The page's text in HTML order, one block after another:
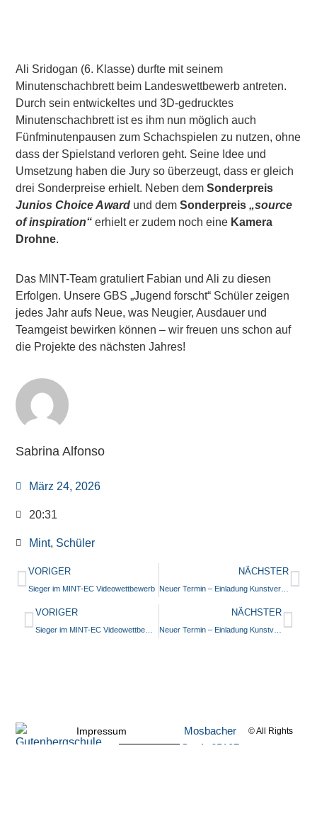
Ali Sridogan (6. Klasse) durfte mit seinem
Minutenschachbrett beim Landeswettbewerb antreten.
Durch sein entwickeltes und 3D-gedrucktes
Minutenschachbrett ist es ihm nun möglich auch
Fünfminutenpausen zum Schachspielen zu nutzen, ohne
dass der Spielstand verloren geht. Seine Idee und
Umsetzung haben die Jury so überzeugt, dass er gleich
drei Sonderpreise erhielt. Neben demSonderpreis
Junios Choice Award und dem Sonderpreis„source
of inspiration“ erhielt er zudem noch eine Kamera
Drohne.
Das MINT-Team gratuliert Fabian und Ali zu diesen
Erfolgen. Unsere GBS „Jugend forscht“ Schüler zeigen
jedes Jahr aufs Neue, was Neugier, Ausdauer und
Teamgeist bewirken können – wir freuen uns schon auf
die Projekte des nächsten Jahres!
Sabrina Alfonso
März 24, 2026
20:31
Mint, Schüler
VORIGER
Sieger im MINT-EC Videowettbewerb
NÄCHSTER
Neuer Termin – Einladung Kunstvernissage „Deep in a dream…“
VORIGER NÄCHSTER
Neuer Termin – Einladung Kunstvernissage „Deep in a dream…“
Impressum
Mosbacher
Str. 1, 65187
© All Rights